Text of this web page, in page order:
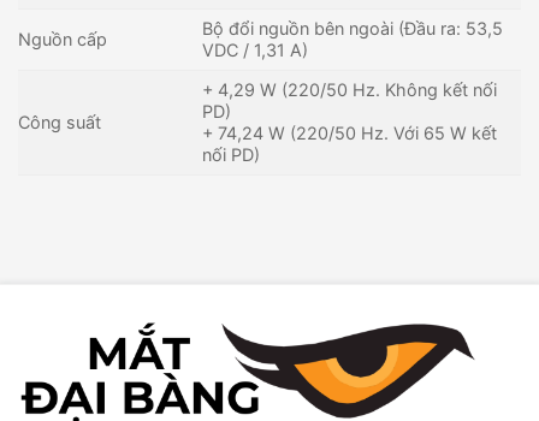
Nguồn cấp
Bộ đổi nguồn bên ngoài (Đầu ra: 53,5
VDC / 1,31 A)
Công suất
+ 4,29 W (220/50 Hz. Không kết nối
PD)
+ 74,24 W (220/50 Hz. Với 65 W kết
nối PD)